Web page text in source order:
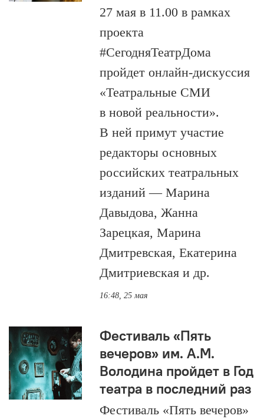
27 мая в 11.00 в рамках
проекта
#СегодняТеатрДома
пройдет онлайн-дискуссия
«Театральные СМИ
в новой реальности».
В ней примут участие
редакторы основных
российских театральных
изданий — Марина
Давыдова, Жанна
Зарецкая, Марина
Дмитревская, Екатерина
Дмитриевская и др.
16:48, 25 мая
Фестиваль «Пять
вечеров» им. А.М.
Володина пройдет в Год
театра в последний раз
Фестиваль «Пять вечеров»